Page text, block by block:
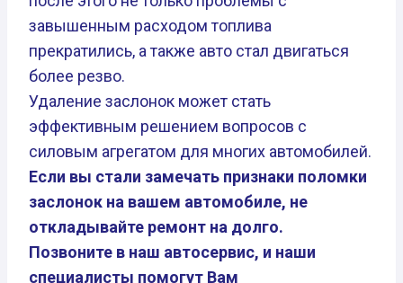
завышенным расходом топлива
прекратились, а также авто стал двигаться
более резво.
Удаление заслонок может стать
эффективным решением вопросов с
силовым агрегатом для многих автомобилей.
Если вы стали замечать признаки поломки
заслонок на вашем автомобиле, не
откладывайте ремонт на долго.
Позвоните в наш автосервис, и наши
специалисты помогут Вам